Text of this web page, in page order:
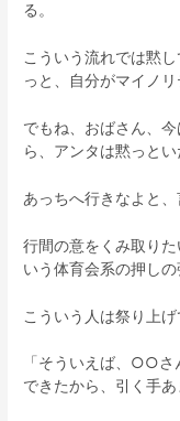
る。
こういう流れでは黙
っと、自分がマイノリ
でもね、おばさん、
ら、アンタは黙っとい
あっちへ行きなよと、
行間の意をくみ取り
いう体育会系の押しの
こういう人は祭り上げ
「そういえば、 ○○さ
できたから、引く手